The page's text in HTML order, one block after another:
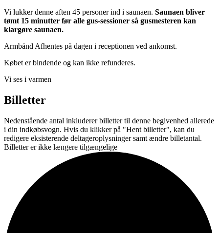
Vi lukker denne aften 45 personer ind i saunaen. Saunaen bliver
tømt 15 minutter før alle gus-sessioner så gusmesteren kan
klargøre saunaen.
Armbånd Afhentes på dagen i receptionen ved ankomst.
Købet er bindende og kan ikke refunderes.
Vi ses i varmen
Billetter
Nedenstående antal inkluderer billetter til denne begivenhed allerede
i din indkøbsvogn. Hvis du klikker på "Hent billetter", kan du
redigere eksisterende deltageroplysninger samt ændre billetantal.
Billetter er ikke længere tilgængelige